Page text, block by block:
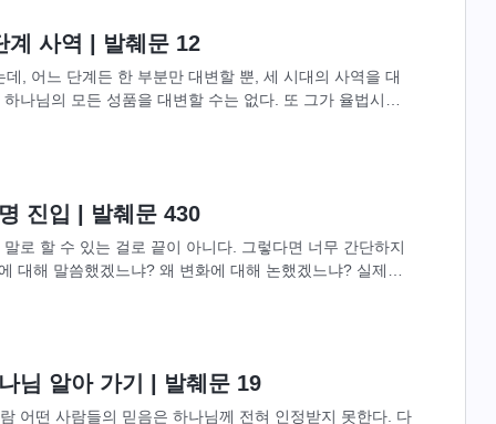
사역 | 발췌문 12
, 어느 단계든 한 부분만 대변할 뿐, 세 시대의 사역을 대
나님의 모든 성품을 대변할 수는 없다. 또 그가 율법시대
진입 | 발췌문 430
로 할 수 있는 걸로 끝이 아니다. 그렇다면 너무 간단하지
대해 말씀했겠느냐? 왜 변화에 대해 논했겠느냐? 실제에
님 알아 가기 | 발췌문 19
어떤 사람들의 믿음은 하나님께 전혀 인정받지 못한다. 다